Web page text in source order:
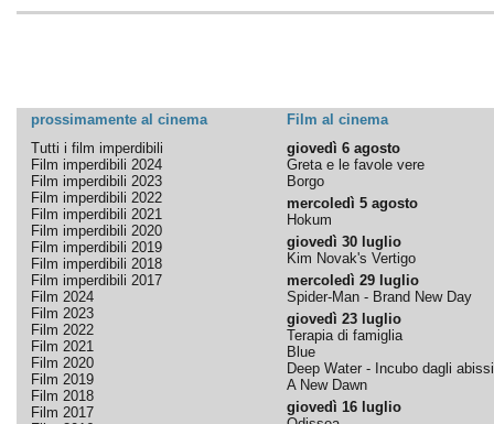
prossimamente al cinema
Film al cinema
Tutti i film imperdibili
Film imperdibili 2024
Film imperdibili 2023
Film imperdibili 2022
Film imperdibili 2021
Film imperdibili 2020
Film imperdibili 2019
Film imperdibili 2018
Film imperdibili 2017
Film 2024
Film 2023
Film 2022
Film 2021
Film 2020
Film 2019
Film 2018
Film 2017
giovedì 6 agosto
Greta e le favole vere
Borgo
mercoledì 5 agosto
Hokum
giovedì 30 luglio
Kim Novak's Vertigo
mercoledì 29 luglio
Spider-Man - Brand New Day
giovedì 23 luglio
Terapia di famiglia
Blue
Deep Water - Incubo dagli abissi
A New Dawn
giovedì 16 luglio